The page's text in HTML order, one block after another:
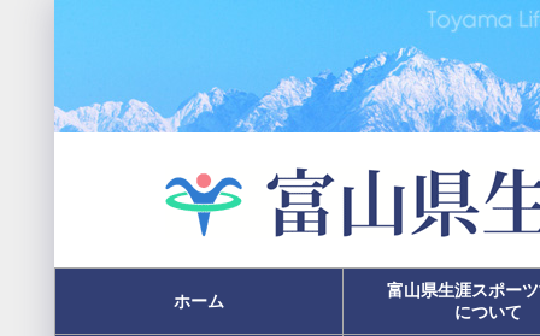
ホーム
富山県生涯スポー
について